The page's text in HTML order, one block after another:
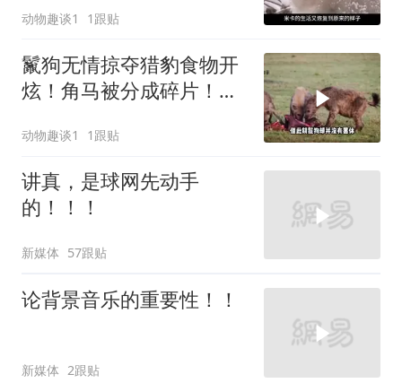
动物趣谈1 1跟贴
鬣狗无情掠夺猎豹食物开
炫！角马被分成碎片！结
动物趣谈1 1跟贴
讲真，是球网先动手
的！！！
新媒体 57跟贴
论背景音乐的重要性！！
新媒体 2跟贴